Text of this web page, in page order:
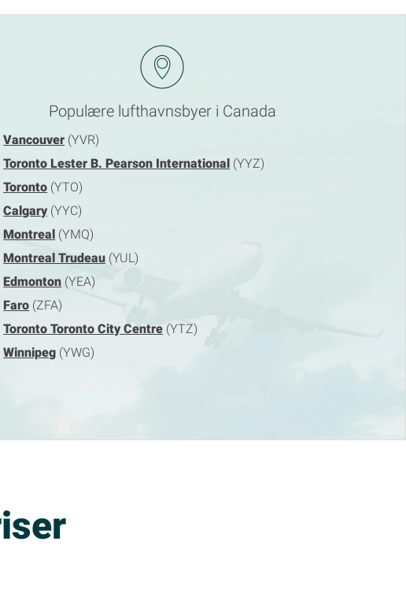
Populære lufthavnsbyer i Canada
Vancouver (YVR)
Toronto Lester B. Pearson International (YYZ)
Toronto (YTO)
Calgary (YYC)
Montreal (YMQ)
Montreal Trudeau (YUL)
Edmonton (YEA)
Faro (ZFA)
Toronto Toronto City Centre (YTZ)
Winnipeg (YWG)